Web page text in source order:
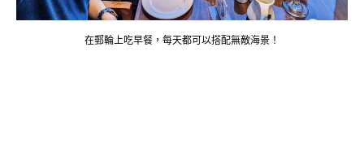
在郵輪上吃早餐，每天都可以搭配無敵海景！